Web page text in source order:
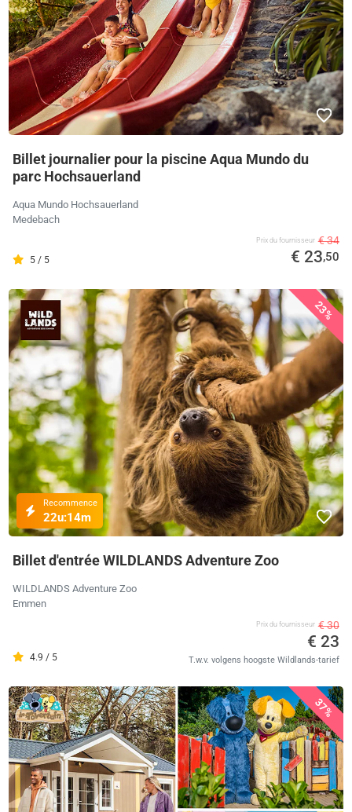
Billet journalier pour la piscine Aqua Mundo du
parc Hochsauerland
Aqua Mundo Hochsauerland
Medebach
5 / 5
Prix ​​du fournisseur € 34
€ 23,50
23%
Recommence
22u:13m
Billet d'entrée WILDLANDS Adventure Zoo
WILDLANDS Adventure Zoo
Emmen
4.9 / 5
Prix ​​du fournisseur € 30
€ 23
T.w.v. volgens hoogste Wildlands-tarief
37%